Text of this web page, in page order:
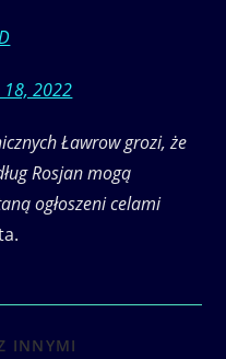
18, 2022
Ławrow grozi, że
Rosjan mogą
ogłoszeni celami
INNYMI